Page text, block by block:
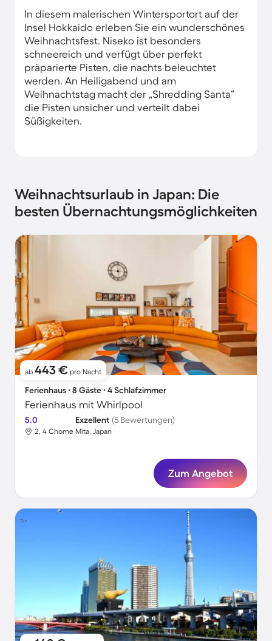
In diesem malerischen Wintersportort auf der
Insel Hokkaido erleben Sie ein wunderschönes
Weihnachtsfest. Niseko ist besonders
schneereich und verfügt über perfekt
präparierte Pisten, die nachts beleuchtet
werden. An Heiligabend und am
Weihnachtstag macht der „Shredding Santa“
die Pisten unsicher und verteilt dabei
Süßigkeiten.
Weihnachtsurlaub in Japan: Die
besten Übernachtungsmöglichkeiten
ab 443 € pro Nacht
Ferienhaus ∙ 8 Gäste ∙ 4 Schlafzimmer
Ferienhaus mit Whirlpool
5.0 Exzellent (5 Bewertungen)
2, 4 Chome Mita, Japan
Zum Angebot